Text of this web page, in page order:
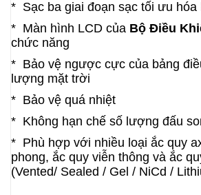
* Sạc ba giai đoạn sạc tối ưu hóa
* Màn hình LCD của Bộ Điều
chức năng
* Bảo vệ ngược cực của bảng
lượng mặt trời
* Bảo vệ quá nhiệt
* Không hạn chế số lượng đấu
* Phù hợp với nhiều loại ắc quy
phong, ắc quy viễn thông và ắc
(Vented/ Sealed / Gel / NiCd /